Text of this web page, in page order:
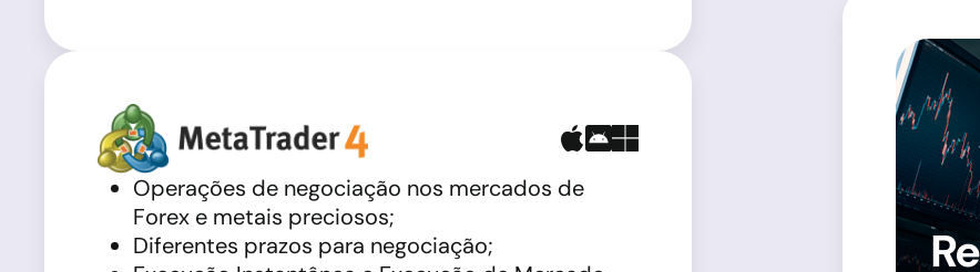
Operações de negociação nos mercados de
Forex e metais preciosos;
Diferentes prazos para negociação;